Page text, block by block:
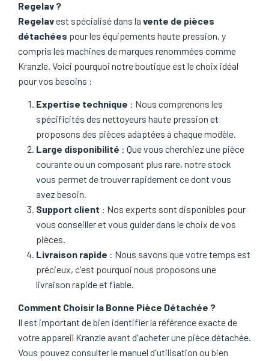
Regelav ?
Regelavest spécialisé dans la vente de pièces
détachées pour les équipements haute pression, y
compris les machines de marques renommées comme
Kranzle. Voici pourquoi notre boutique est le choix idéal
pour vos besoins :
Expertise technique : Nous comprenons les
spécificités des nettoyeurs haute pression et
proposons des pièces adaptées à chaque modèle.
Large disponibilité : Que vous cherchiez une pièce
courante ou un composant plus rare, notre stock
vous permet de trouver rapidement ce dont vous
avez besoin.
Support client : Nos experts sont disponibles pour
vous conseiller et vous guider dans le choix de vos
pièces.
Livraison rapide : Nous savons que votre temps est
précieux, c'est pourquoi nous proposons une
livraison rapide et fiable.
Comment Choisir la Bonne Pièce Détachée ?
Il est important de bien identifier la référence exacte de
votre appareil Kranzle avant d'acheter une pièce détachée.
Vous pouvez consulter le manuel d'utilisation ou bien